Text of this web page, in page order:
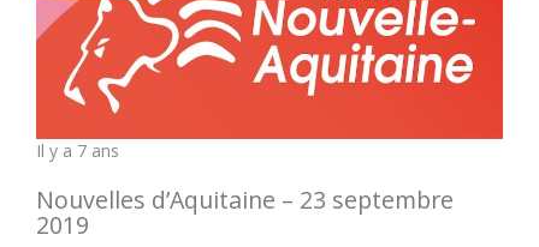
Il y a 7 ans
Nouvelles d’Aquitaine – 23 septembre
2019